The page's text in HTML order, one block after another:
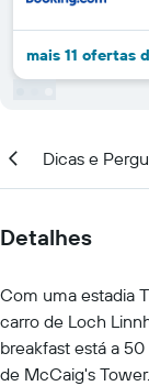
mais 11 ofertas
Dicas e
Detalhes
Com uma estadia
carro de Loch
breakfast está a
de McCaig's